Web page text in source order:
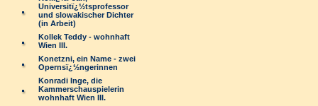
Universitï¿½tsprofessor
und slowakischer Dichter
(in Arbeit)
Kollek Teddy - wohnhaft
Wien III.
Konetzni, ein Name - zwei
Opernsï¿½ngerinnen
Konradi Inge, die
Kammerschauspielerin
wohnhaft Wien III.